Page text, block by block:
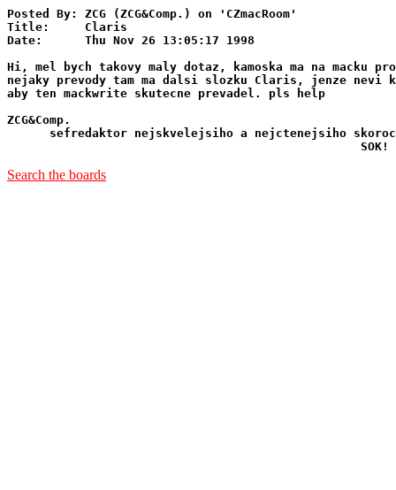
Posted By: ZCG (ZCG&Comp.) on 'CZmacRoom'
Title:     Claris
Date:      Thu Nov 26 13:05:17 1998
Hi, mel bych takovy maly dotaz, kamoska ma na macku
nejaky prevody tam ma dalsi slozku Claris, jenze nevi
aby ten mackwrite skutecne prevadel. pls help
ZCG&Comp.
sefredaktor nejskvelejsiho a nejctenejsiho
Search the boards